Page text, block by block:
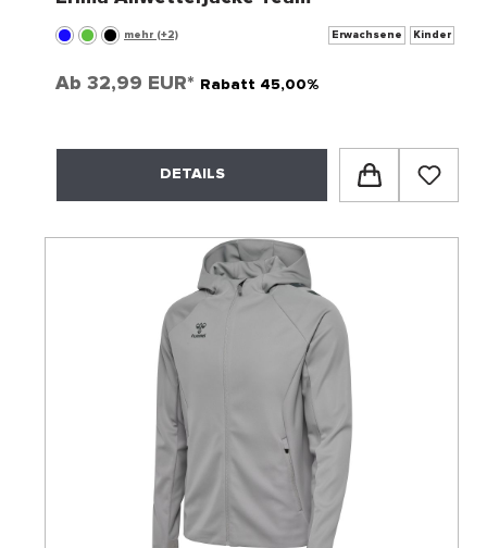
mehr (+2) Erwachsene Kinder
Ab 32,99 EUR* Rabatt 45,00%
DETAILS